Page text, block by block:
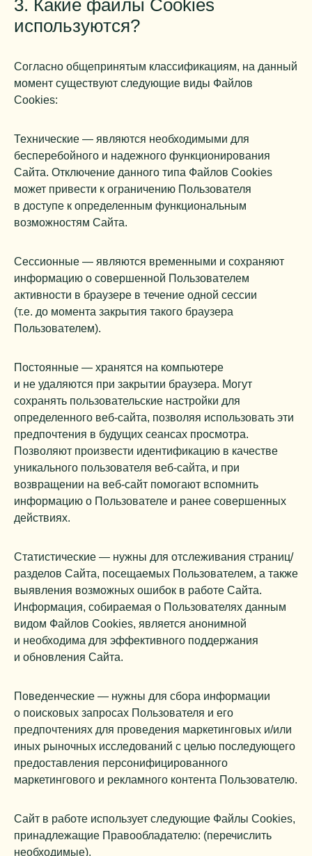
3. Какие файлы Cookies
используются?
Согласно общепринятым классификациям, на данный
момент существуют следующие виды Файлов
Cookies:
Технические — являются необходимыми для
бесперебойного и надежного функционирования
Сайта. Отключение данного типа Файлов Cookies
может привести к ограничению Пользователя
в доступе к определенным функциональным
возможностям Сайта.
Сессионные — являются временными и сохраняют
информацию о совершенной Пользователем
активности в браузере в течение одной сессии
(т.е. до момента закрытия такого браузера
Пользователем).
Постоянные — хранятся на компьютере
и не удаляются при закрытии браузера. Могут
сохранять пользовательские настройки для
определенного веб-сайта, позволяя использовать эти
предпочтения в будущих сеансах просмотра.
Позволяют произвести идентификацию в качестве
уникального пользователя веб-сайта, и при
возвращении на веб-сайт помогают вспомнить
информацию о Пользователе и ранее совершенных
действиях.
Статистические — нужны для отслеживания страниц/
разделов Сайта, посещаемых Пользователем, а также
выявления возможных ошибок в работе Сайта.
Информация, собираемая о Пользователях данным
видом Файлов Cookies, является анонимной
и необходима для эффективного поддержания
и обновления Сайта.
Поведенческие — нужны для сбора информации
о поисковых запросах Пользователя и его
предпочтениях для проведения маркетинговых и/или
иных рыночных исследований с целью последующего
предоставления персонифицированного
маркетингового и рекламного контента Пользователю.
Сайт в работе использует следующие Файлы Cookies,
принадлежащие Правообладателю: (перечислить
необходимые).